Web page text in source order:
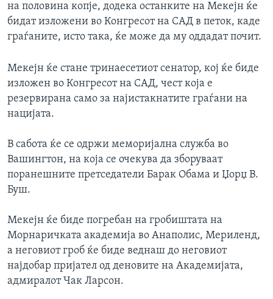
на половина копје, додека останките на Мекејн ќе
бидат изложени во Конгресот на САД в петок, каде
граѓаните, исто така, ќе може да му оддадат почит.
Мекејн ќе стане тринаесетиот сенатор, кој ќе биде
изложен во Конгресот на САД, чест која е
резервирана само за најистакнатите граѓани на
нацијата.
В сабота ќе се одржи меморијална служба во
Вашингтон, на која се очекува да зборуваат
поранешните претседатели Барак Обама и Џорџ В.
Буш.
Мекејн ќе биде погребан на гробиштата на
Морнаричката академија во Анаполис, Мериленд,
а неговиот гроб ќе биде веднаш до неговиот
најдобар пријател од деновите на Академијата,
адмиралот Чак Ларсон.